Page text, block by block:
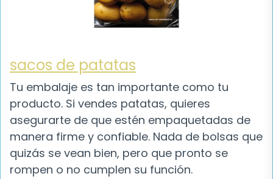
sacos de patatas
Tu embalaje es tan importante como tu
producto. Si vendes patatas, quieres
asegurarte de que estén empaquetadas de
manera firme y confiable. Nada de bolsas que
quizás se vean bien, pero que pronto se
rompen o no cumplen su función.